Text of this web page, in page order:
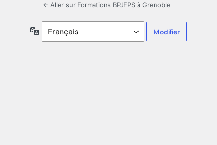
← Aller sur Formations BPJEPS à Grenoble
Langue